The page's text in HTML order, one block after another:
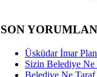
SON
Üsküdar İmar
Sizin Belediye Ne
Belediye Ne